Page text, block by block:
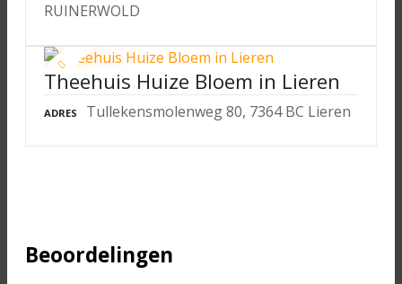
RUINERWOLD
Theehuis Huize Bloem in Lieren
ADRES Tullekensmolenweg 80, 7364 BC Lieren
Beoordelingen